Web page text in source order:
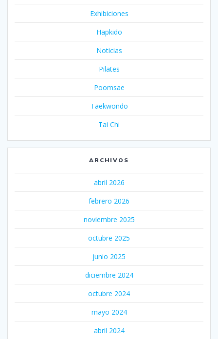
Exhibiciones
Hapkido
Noticias
Pilates
Poomsae
Taekwondo
Tai Chi
ARCHIVOS
abril 2026
febrero 2026
noviembre 2025
octubre 2025
junio 2025
diciembre 2024
octubre 2024
mayo 2024
abril 2024